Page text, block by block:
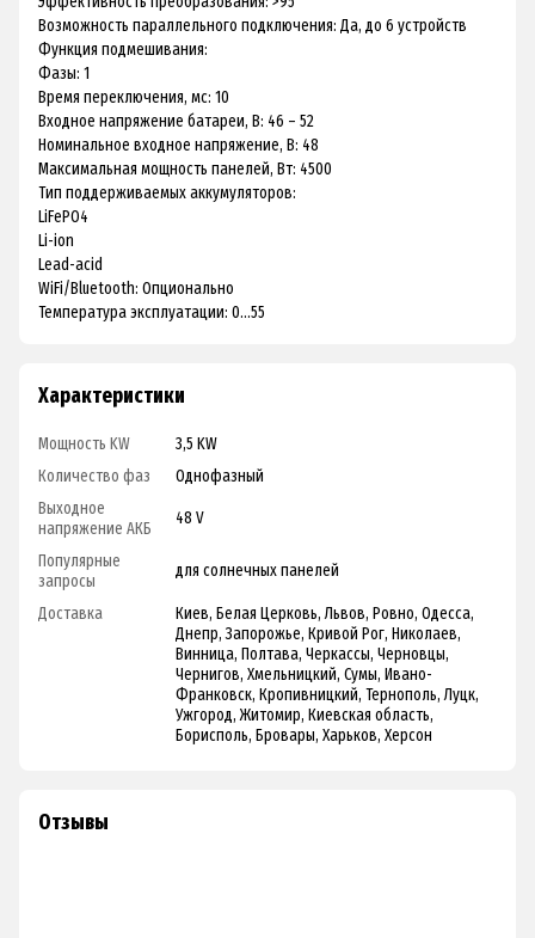
Возможность параллельного подключения: Да, до 6 устройств
Функция подмешивания:
Фазы: 1
Время переключения, мс: 10
Входное напряжение батареи, В: 46 – 52
Номинальное входное напряжение, В: 48
Максимальная мощность панелей, Вт: 4500
Тип поддерживаемых аккумуляторов:
LiFePO4
Li-ion
Lead-acid
WiFi/Bluetooth: Опционально
Температура эксплуатации: 0...55
Характеристики
Мощность KW
3,5 KW
Количество фаз
Однофазный
Выходное
напряжение АКБ
48 V
Популярные
запросы
для солнечных панелей
Доставка
Киев, Белая Церковь, Львов, Ровно, Одесса,
Днепр, Запорожье, Кривой Рог, Николаев,
Винница, Полтава, Черкассы, Черновцы,
Чернигов, Хмельницкий, Сумы, Ивано-
Франковск, Кропивницкий, Тернополь, Луцк,
Ужгород, Житомир, Киевская область,
Борисполь, Бровары, Харьков, Херсон
Отзывы